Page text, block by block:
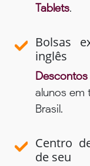
Tablets.
Bolsas
inglês
alunos em
Brasil.
Centro
de seu